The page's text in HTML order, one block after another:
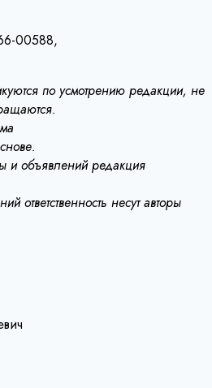
00588,
по усмотрению редакции, не
и объявлений редакция
ответственность несут авторы